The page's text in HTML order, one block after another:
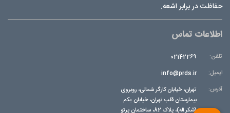
حفاظت در برابر اشعه.
اطلاعات تماس
تلفن:
02142269
ایمیل:
info@prds.ir
آدرس:
تهران، خیابان کارگر شمالی، روبروی
بیمارستان قلب تهران، خیابان یکم
(شکر اله)، پلاک 82، ساختمان پرتو